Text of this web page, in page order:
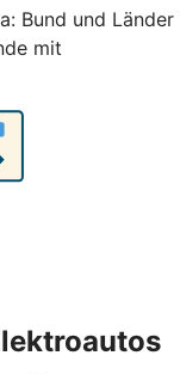
Bund und Länder
mit